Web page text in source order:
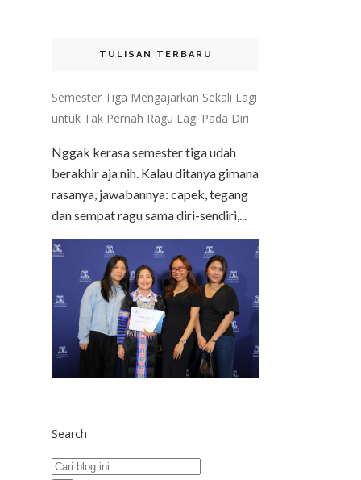
TULISAN TERBARU
Semester Tiga Mengajarkan Sekali Lagi
untuk Tak Pernah Ragu Lagi Pada Diri
Nggak kerasa semester tiga udah
berakhir aja nih. Kalau ditanya gimana
rasanya, jawabannya: capek, tegang
dan sempat ragu sama diri-sendiri,...
Search